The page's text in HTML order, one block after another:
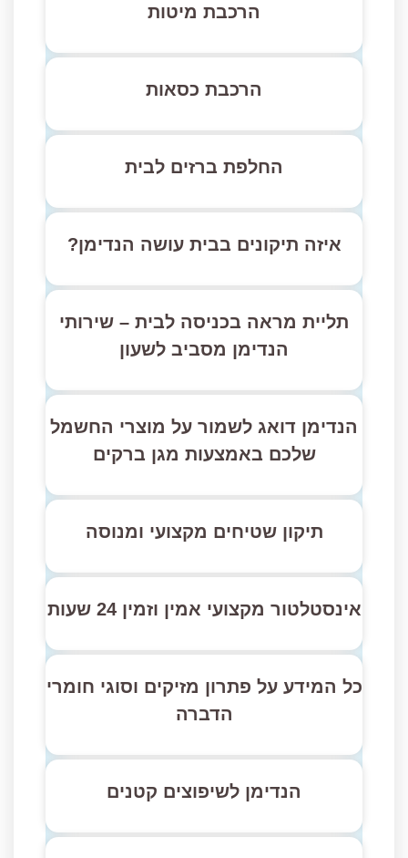
הרכבת מיטות
הרכבת כסאות
החלפת ברזים לבית
איזה תיקונים בבית עושה הנדימן?
תליית מראה בכניסה לבית – שירותי
הנדימן מסביב לשעון
הנדימן דואג לשמור על מוצרי החשמל
שלכם באמצעות מגן ברקים
תיקון שטיחים מקצועי ומנוסה
אינסטלטור מקצועי אמין וזמין 24 שעות
כל המידע על פתרון מזיקים וסוגי חומרי
הדברה
הנדימן לשיפוצים קטנים